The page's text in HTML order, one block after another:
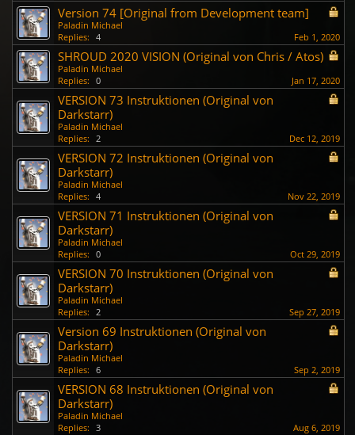
Version 74 [Original from Development team]
Paladin Michael
Replies: 4 Feb 1, 2020
SHROUD 2020 VISION (Original von Chris / Atos)
Paladin Michael
Replies: 0 Jan 17, 2020
VERSION 73 Instruktionen (Original von
Darkstarr)
Paladin Michael
Replies: 2 Dec 12, 2019
VERSION 72 Instruktionen (Original von
Darkstarr)
Paladin Michael
Replies: 4 Nov 22, 2019
VERSION 71 Instruktionen (Original von
Darkstarr)
Paladin Michael
Replies: 0 Oct 29, 2019
VERSION 70 Instruktionen (Original von
Darkstarr)
Paladin Michael
Replies: 2 Sep 27, 2019
Version 69 Instruktionen (Original von
Darkstarr)
Paladin Michael
Replies: 6 Sep 2, 2019
VERSION 68 Instruktionen (Original von
Darkstarr)
Paladin Michael
Replies: 3 Aug 6, 2019